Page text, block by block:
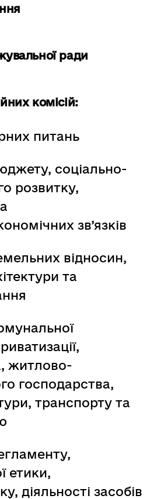
ради
комісій:
питань
соціально-
розвитку,
зв’язків
відносин,
та
житлово-
господарства,
транспорту та
етики,
діяльності засобів